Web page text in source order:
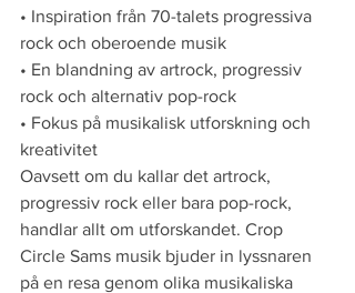
• Inspiration från 70-talets progressiva
rock och oberoende musik
• En blandning av artrock, progressiv
rock och alternativ pop-rock
• Fokus på musikalisk utforskning och
kreativitet
Oavsett om du kallar det artrock,
progressiv rock eller bara pop-rock,
handlar allt om utforskandet. Crop
Circle Sams musik bjuder in lyssnaren
på en resa genom olika musikaliska